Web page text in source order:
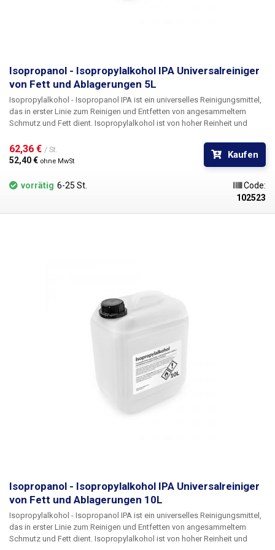
Isopropanol - Isopropylalkohol IPA Universalreiniger
von Fett und Ablagerungen 5L
Isopropylalkohol - Isopropanol IPA ist ein universelles Reinigungsmittel,
das in erster Linie zum Reinigen und Entfetten von angesammeltem
Schmutz und Fett dient. Isopropylalkohol ist von hoher Reinheit und
Flecken auf Glas oder glänzenden Metalloberflächen hinterlässt. Es
eignet sich daher zum Beispiel für die Reinigung von optischen Geräten,
CDs und DVDs, Magnetköpfen - VHS- und Diskettenlaufwerken,
Plattenlaufwerken, Reinigung von Leiterplatten (PCB) - Reinigung von
Motherboards von gespülten Telefonen oder Entfernung von
Entfernung von Ablagerungen von Schmiermitteln auf Ölbasis. isopropyl
62,36 € / St.
52,40 € ohne MwSt
Kaufen
vorrätig 6-25 St.
Code:
102523
Isopropanol - Isopropylalkohol IPA Universalreiniger
von Fett und Ablagerungen 10L
Isopropylalkohol - Isopropanol IPA ist ein universelles Reinigungsmittel,
das in erster Linie zum Reinigen und Entfetten von angesammeltem
Schmutz und Fett dient. Isopropylalkohol ist von hoher Reinheit und